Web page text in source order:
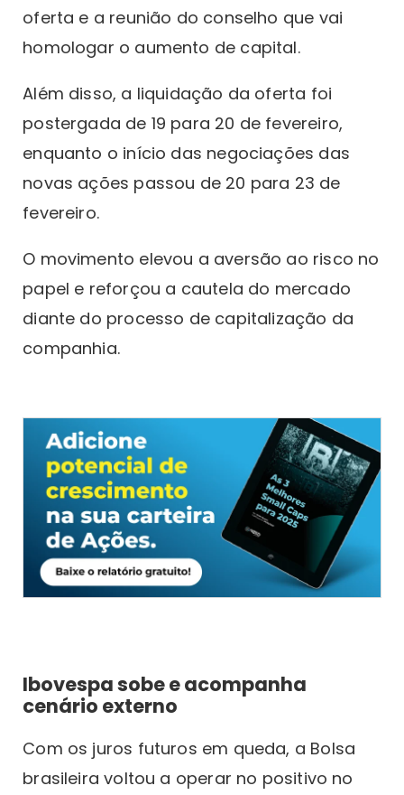
oferta e a reunião do conselho que vai
homologar o aumento de capital.
Além disso, a liquidação da oferta foi
postergada de 19 para 20 de fevereiro,
enquanto o início das negociações das
novas ações passou de 20 para 23 de
fevereiro.
O movimento elevou a aversão ao risco no
papel e reforçou a cautela do mercado
diante do processo de capitalização da
companhia.
Ibovespa sobe e acompanha
cenário externo
Com os juros futuros em queda, a Bolsa
brasileira voltou a operar no positivo no